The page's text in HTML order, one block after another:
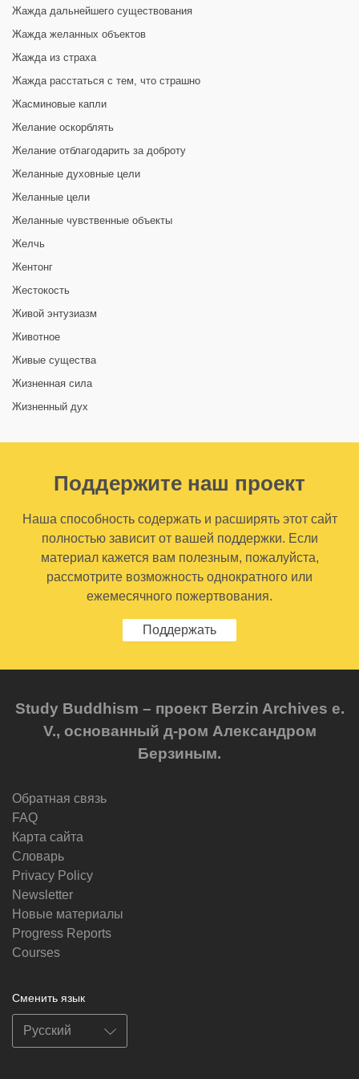
Жажда дальнейшего существования
Жажда желанных объектов
Жажда из страха
Жажда расстаться с тем, что страшно
Жасминовые капли
Желание оскорблять
Желание отблагодарить за доброту
Желанные духовные цели
Желанные цели
Желанные чувственные объекты
Желчь
Жентонг
Жестокость
Живой энтузиазм
Животное
Живые существа
Жизненная сила
Жизненный дух
Поддержите наш проект
Наша способность содержать и расширять этот сайт
полностью зависит от вашей поддержки. Если
материал кажется вам полезным, пожалуйста,
рассмотрите возможность однократного или
ежемесячного пожертвования.
Поддержать
Study Buddhism – проект Berzin Archives e.
V., основанный д-ром Александром
Берзиным.
Обратная связь
FAQ
Карта сайта
Словарь
Privacy Policy
Newsletter
Новые материалы
Progress Reports
Courses
Сменить язык